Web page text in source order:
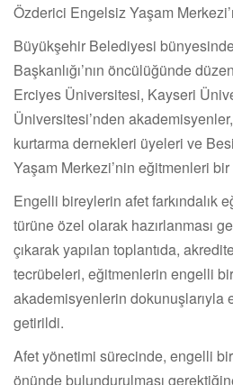
Özderici Engelsiz Yaşam
Büyükşehir Belediyesi
Başkanlığı’nın öncülüğünde
Erciyes Üniversitesi, Kayseri
Üniversitesi’nden
kurtarma dernekleri üyeleri ve
Yaşam Merkezi’nin eğitmenleri
Engelli bireylerin afet farkındalık
türüne özel olarak hazırlanması
çıkarak yapılan toplantıda,
tecrübeleri, eğitmenlerin engelli
akademisyenlerin dokunuşlarıyla
getirildi.
Afet yönetimi sürecinde, engelli
önünde bulundurulması